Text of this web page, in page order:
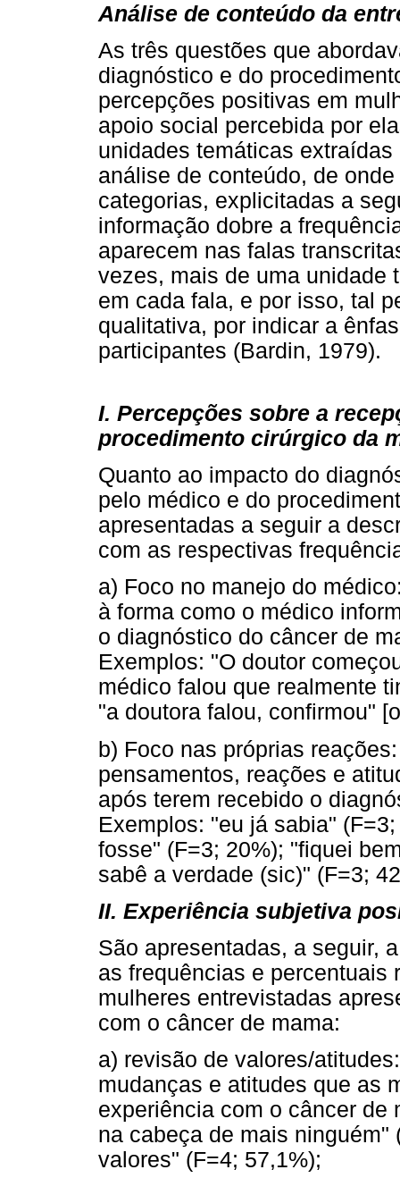
Análise de conteúdo da
As três questões que
diagnóstico e do
percepções positivas em
apoio social percebida por
unidades temáticas
análise de conteúdo, de
categorias, explicitadas a
informação dobre a
aparecem nas falas
vezes, mais de uma unidade
em cada fala, e por isso, tal
qualitativa, por indicar a
participantes (Bardin, 1979).
I. Percepções sobre a
procedimento cirúrgico da
Quanto ao impacto do
pelo médico e do
apresentadas a seguir a
com as respectivas
a) Foco no manejo do
à forma como o médico
o diagnóstico do câncer de
Exemplos: "O doutor
médico falou que realmente
"a doutora falou, confirmou"
b) Foco nas próprias
pensamentos, reações e
após terem recebido o
Exemplos: "eu já sabia"
fosse" (F=3; 20%); "fiquei
sabê a verdade (sic)" (F=3;
II. Experiência subjetiva
São apresentadas, a seguir,
as frequências e percentuais
mulheres entrevistadas
com o câncer de mama:
a) revisão de valores/
mudanças e atitudes que as
experiência com o câncer de
na cabeça de mais
valores" (F=4; 57,1%);